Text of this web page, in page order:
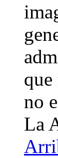
que
no
La